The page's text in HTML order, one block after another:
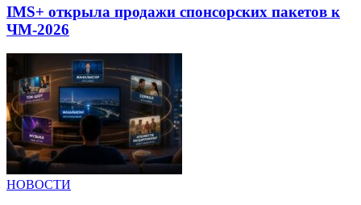
IMS+ открыла продажи спонсорских пакетов к
ЧМ-2026
НОВОСТИ